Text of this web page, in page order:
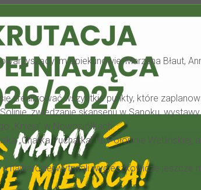
im opiekunowie: Marzena Błaut,
zrealizować wszystkie punkty, które
zwiedzanie skansenu w Sanoku,
„Knieja” w Nowosiółkach.
„Chatka Puchatka” na Połoninie Wetlińskiej,
najbardziej wytrwali wycieczkowicze jeszcze